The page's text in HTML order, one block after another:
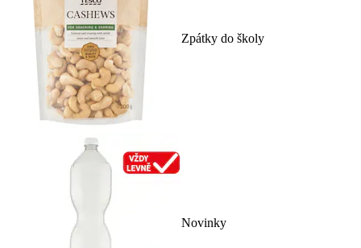
Zpátky do školy
Novinky